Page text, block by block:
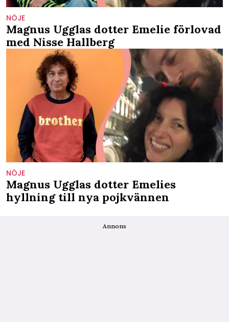
NÖJE
Magnus Ugglas dotter Emelie förlovad
med Nisse Hallberg
NÖJE
Magnus Ugglas dotter Emelies
hyllning till nya pojkvännen
Annons